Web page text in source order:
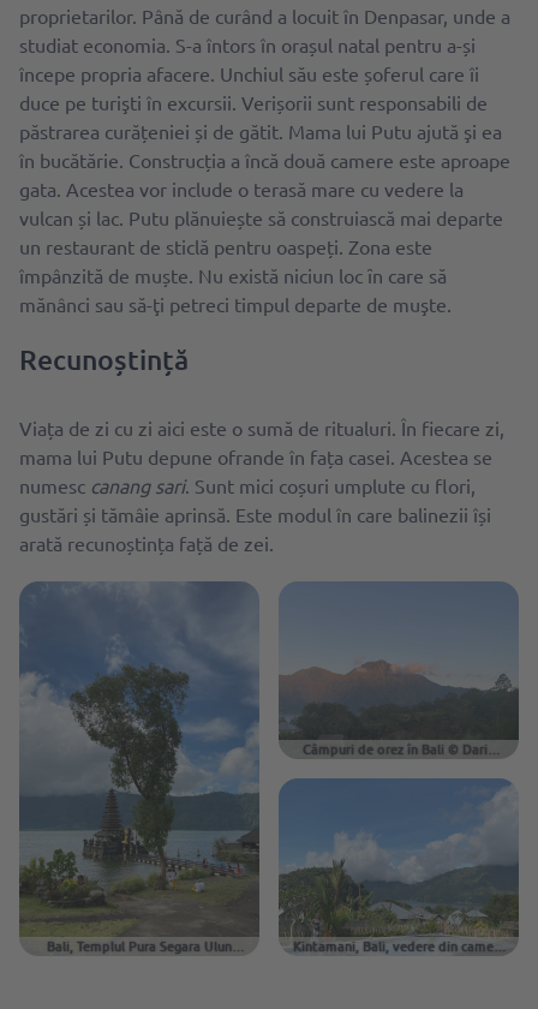
proprietarilor. Până de curând a locuit în Denpasar, unde a
studiat economia. S-a întors în orașul natal pentru a-și
începe propria afacere. Unchiul său este șoferul care îi
duce pe turişti în excursii. Verișorii sunt responsabili de
păstrarea curățeniei și de gătit. Mama lui Putu ajută şi ea
în bucătărie. Construcția a încă două camere este aproape
gata. Acestea vor include o terasă mare cu vedere la
vulcan și lac. Putu plănuiește să construiască mai departe
un restaurant de sticlă pentru oaspeți. Zona este
împânzită de muște. Nu există niciun loc ȋn care să
mănânci sau să-ţi petreci timpul departe de muşte.
Recunoștință
Viața de zi cu zi aici este o sumă de ritualuri. În fiecare zi,
mama lui Putu depune ofrande în fața casei. Acestea se
numesc canang sari. Sunt mici coșuri umplute cu flori,
gustări și tămâie aprinsă. Este modul în care balinezii își
arată recunoștința față de zei.
Bali, Templul Pura Segara Ulun
Câmpuri de orez în Bali © Daria
Prygiel
Kintamani, Bali, vedere din camera
mea © Daria Prygiel